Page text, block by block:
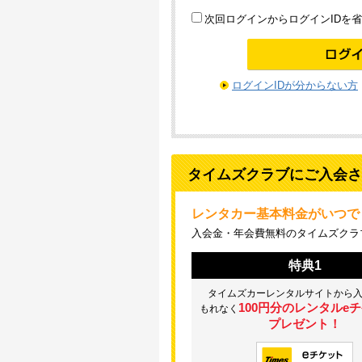
次回ログインからログインIDを
ログインIDが分からない方
タイムズクラブにご入会
レンタカー基本料金がいつ
入会金・年会費無料のタイムズク
特典1
タイムズカーレンタルサイトから
もれなく 100円分のレンタルe
プレゼント！